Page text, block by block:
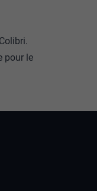
pour le